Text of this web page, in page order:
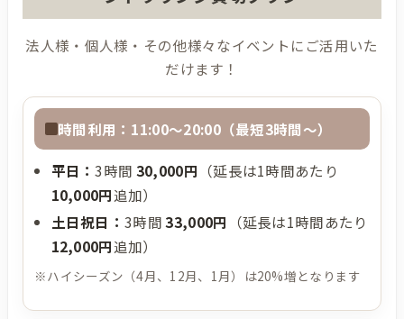
法人様・個人様・その他様々なイベントにご活用いた
だけます！
時間利用：11:00〜20:00（最短3時間〜）
平日：3時間 30,000円 （延長は1時間あたり
10,000円追加）
土日祝日：3時間33,000円
（延長は1時間あたり
12,000円追加）
※ハイシーズン（4月、12月、1月）は20%増となります